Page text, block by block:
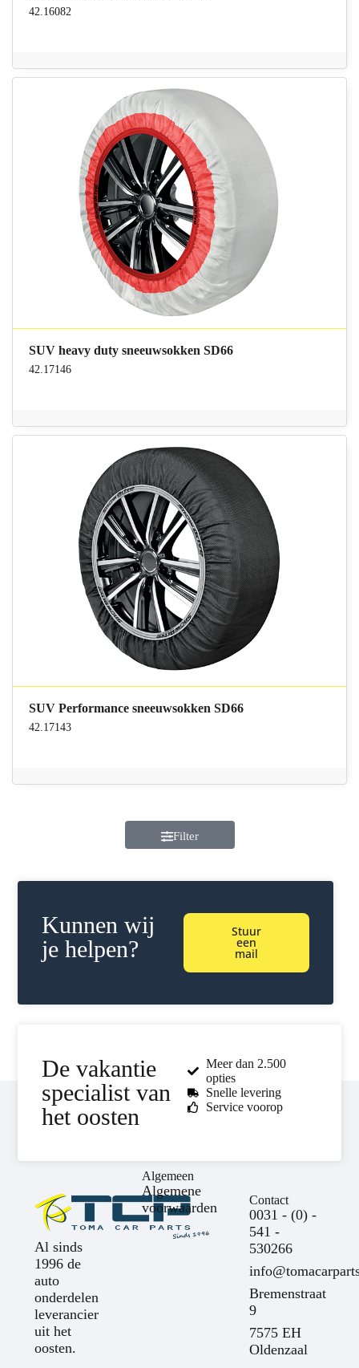
42.16082
SUV heavy duty sneeuwsokken SD66
42.17146
SUV Performance sneeuwsokken SD66
42.17143
Filter
Kunnen wij
je helpen?
Stuur
een
mail
De vakantie
specialist van
het oosten
Meer dan 2.500
opties
Snelle levering
Service voorop
Al sinds
1996 de
auto
onderdelen
leverancier
uit het
oosten.
Algemeen
Algemene
voorwaarden
Contact
0031 - (0) -
541 -
530266
Bremenstraat
9
7575 EH
Oldenzaal